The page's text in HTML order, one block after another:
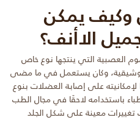
وكيف يمكن
الاأنف؟
العصبية التي ينتجها نوع خاص
الوشيقية، وكان يستعمل في ما مضى
لإمكانيته على إصابة العضلات بنوع
باستخدامه لاحقًا في مجال الطب
تغييرات معينة على شكل الجلد